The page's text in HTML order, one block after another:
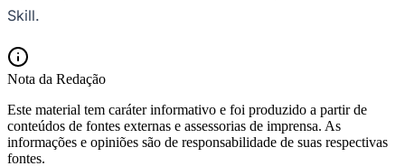
Skill.
Nota da Redação
Este material tem caráter informativo e foi produzido a partir de
conteúdos de fontes externas e assessorias de imprensa. As
informações e opiniões são de responsabilidade de suas respectivas
fontes.